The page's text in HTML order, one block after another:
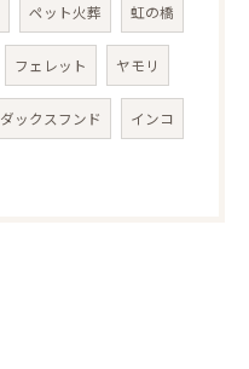
ペット火葬 虹の橋
フェレット ヤモリ
ダックスフンド インコ